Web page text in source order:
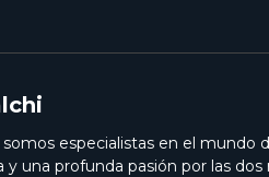
somos especialistas en el mundo
y una profunda pasión por las